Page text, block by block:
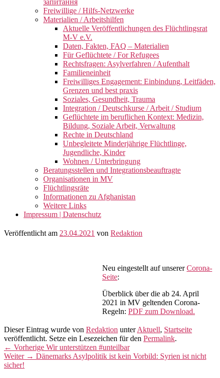
запитання
Freiwillige / Hilfs-Netzwerke
Materialien / Arbeitshilfen
Aktuelle Veröffentlichungen des Flüchtlingsrat
M-V e.V.
Daten, Fakten, FAQ – Materialien
Für Geflüchtete / For Refugees
Rechtsfragen: Asylverfahren / Aufenthalt
Familieneinheit
Freiwilliges Engagement: Einbindung, Leitfäden,
Grenzen und best praxis
Soziales, Gesundheit, Trauma
Integration / Deutschkurse / Arbeit / Studium
Geflüchtete im beruflichen Kontext: Medizin,
Bildung, Soziale Arbeit, Verwaltung
Rechte in Deutschland
Unbegleitete Minderjährige Flüchtlinge,
Jugendliche, Kinder
Wohnen / Unterbringung
Beratungsstellen und Integrationsbeauftragte
Organisationen in MV
Flüchtlingsräte
Informationen zu Afghanistan
Weitere Links
Impressum | Datenschutz
Veröffentlicht am 23.04.2021 von Redaktion
Neu eingestellt auf unsererCorona-
Seite:
Überblick über die ab 24. April
2021 in MV geltenden Corona-
Regeln: PDF zum Download.
Dieser Eintrag wurde von Redaktion unterAktuell, Startseite
veröffentlicht. Setze ein Lesezeichen für den Permalink.
Beitragsnavigation
← Vorherige Vorheriger
Beitrag:
Wir unterstützen #unteilbar
Weiter → Nächster
Dänemarks Asylpolitik ist kein Vorbild: Syrien ist nicht
sicher!